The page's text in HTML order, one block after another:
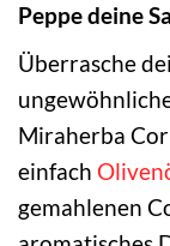
Peppe deine
Überrasche
Miraherba
einfach
gemahlenen